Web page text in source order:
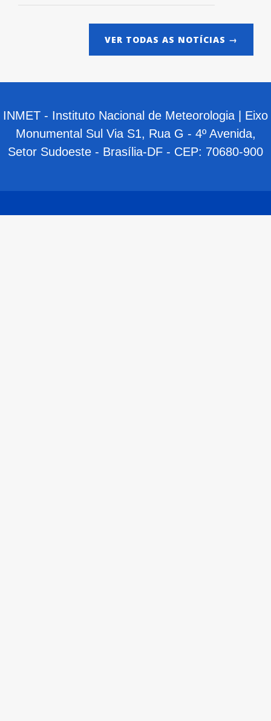
VER TODAS AS NOTÍCIAS →
INMET - Instituto Nacional de Meteorologia | Eixo
Monumental Sul Via S1, Rua G - 4º Avenida,
Setor Sudoeste - Brasília-DF - CEP: 70680-900